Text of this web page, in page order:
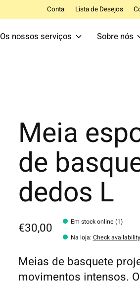
Conta Lista de Desejos
Os nossos serviços Sobre nós
Meia
de
dedos L
€30,00
Em stock online (1)
Na loja: Check availability
Meias de basquete
movimentos intensos.